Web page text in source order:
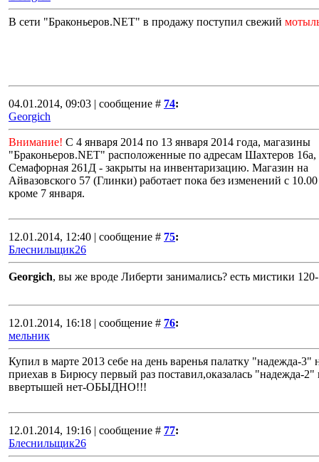
В сети "Браконьеров.NET" в продажу поступил свежий
04.01.2014, 09:03 | сообщение # 74:
Georgich
Внимание! С 4 января 2014 по 13 января 2014 года, магазины
"Браконьеров.NET" расположенные по адресам Шахтеров 16а,
Семафорная 261Д - закрыты на инвентаризацию. Магазин на
Айвазовского 57 (Глинки) работает пока без изменений с
кроме 7 января.
12.01.2014, 12:40 | сообщение # 75:
Блеснильщик26
Georgich, вы же вроде Либерти занимались? есть мистики
12.01.2014, 16:18 | сообщение # 76:
мельник
Купил в марте 2013 себе на день варенья палатку "надежда-3"
приехав в Бирюсу первый раз поставил,оказалась "надежда-2"
ввертышей нет-ОБЫДНО!!!
12.01.2014, 19:16 | сообщение # 77:
Блеснильщик26